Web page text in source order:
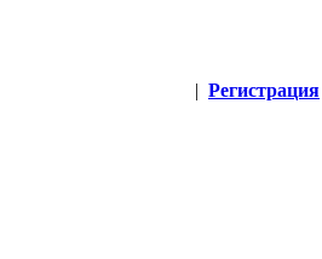
| Регистрация